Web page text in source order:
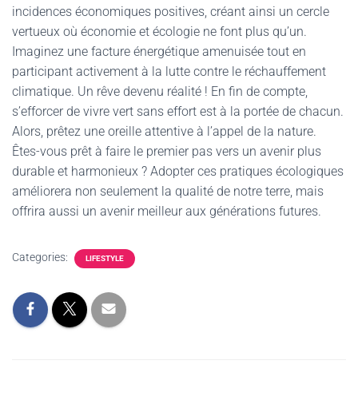
incidences économiques positives, créant ainsi un cercle
vertueux où économie et écologie ne font plus qu’un.
Imaginez une facture énergétique amenuisée tout en
participant activement à la lutte contre le réchauffement
climatique. Un rêve devenu réalité ! En fin de compte,
s’efforcer de vivre vert sans effort est à la portée de chacun.
Alors, prêtez une oreille attentive à l’appel de la nature.
Êtes-vous prêt à faire le premier pas vers un avenir plus
durable et harmonieux ? Adopter ces pratiques écologiques
améliorera non seulement la qualité de notre terre, mais
offrira aussi un avenir meilleur aux générations futures.
Categories: LIFESTYLE